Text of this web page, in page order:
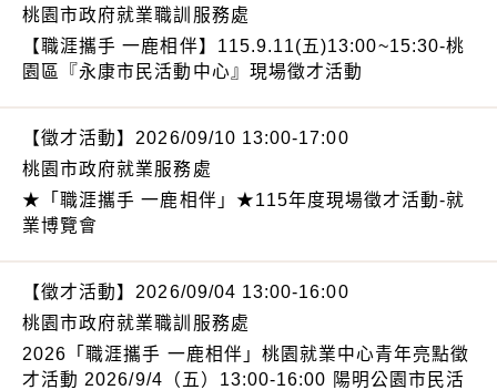
桃園市政府就業職訓服務處
【職涯攜手 一鹿相伴】115.9.11(五)13:00~15:30-桃
園區『永康市民活動中心』現場徵才活動
【徵才活動】2026/09/10 13:00-17:00
桃園市政府就業服務處
★「職涯攜手 一鹿相伴」★115年度現場徵才活動-就
業博覽會
【徵才活動】2026/09/04 13:00-16:00
桃園市政府就業職訓服務處
2026「職涯攜手 一鹿相伴」桃園就業中心青年亮點徵
才活動 2026/9/4（五）13:00-16:00 陽明公園市民活